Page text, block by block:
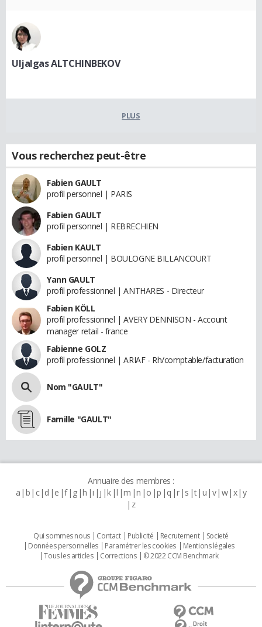
Uljalgas ALTCHINBEKOV
PLUS
Vous recherchez peut-être
Fabien GAULT
profil personnel | PARIS
Fabien GAULT
profil personnel | REBRECHIEN
Fabien KAULT
profil personnel | BOULOGNE BILLANCOURT
Yann GAULT
profil professionnel | ANTHARES - Directeur
Fabien KÖLL
profil professionnel | AVERY DENNISON - Account
manager retail - france
Fabienne GOLZ
profil professionnel | ARIAF - Rh/comptable/facturation
Nom "GAULT"
Famille "GAULT"
Annuaire des membres :
a b c d e f g h i j k l m n o p q r s t u v w x y
z
Qui sommes nous Contact Publicité Recrutement
Societé
Données personnelles
Paramétrer les cookies
Mentions légales
Tous les articles
Corrections © 2022 CCM Benchmark